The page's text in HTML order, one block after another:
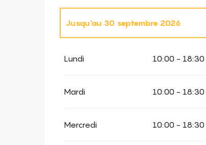
Jusqu'au 30 septembre 2026
Lundi 10:00 - 18:30
Mardi 10:00 - 18:30
Mercredi 10:00 - 18:30